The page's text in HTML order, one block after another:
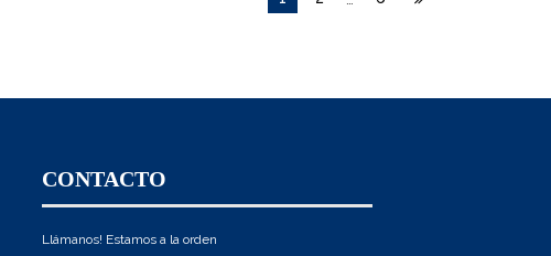
CONTACTO
Llámanos! Estamos a la orden